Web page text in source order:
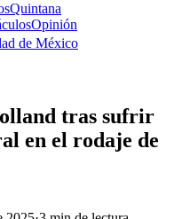
Quintana
Opinión
de México
tras sufrir
en el rodaje de